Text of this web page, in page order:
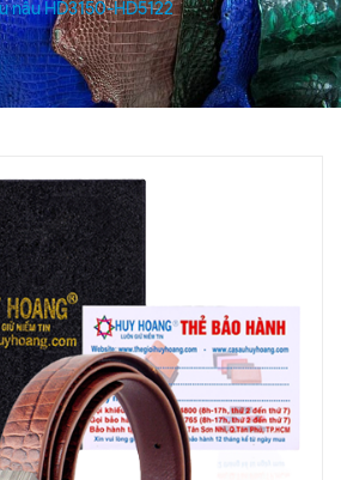
nâu HD3150-HD5122